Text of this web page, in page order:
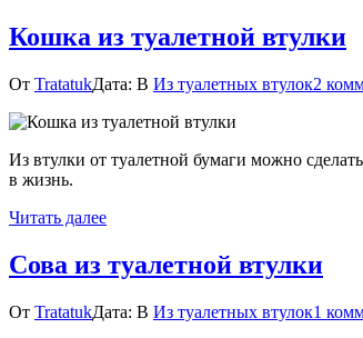
Кошка из туалетной втулки
От TratatukДата: В Из туалетных втулок2
Из втулки от туалетной бумаги можно
в жизнь.
Читать далее
Сова из туалетной втулки
От TratatukДата: В Из туалетных втулок1